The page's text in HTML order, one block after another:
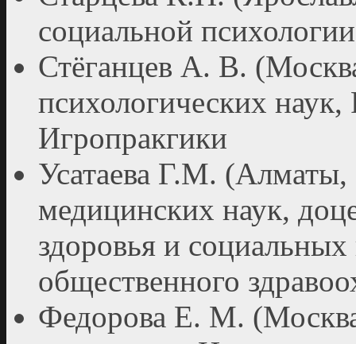
социальной
Стёганцев А. В.
психологических
Игропракгики
Усатаева Г.М. (Алматы,
медицинских наук,
здоровья и
общественного
Федорова Е. М.